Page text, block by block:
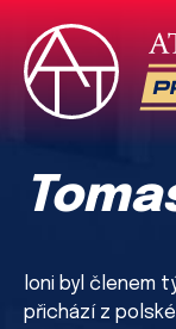
loni byl členem
přichází z